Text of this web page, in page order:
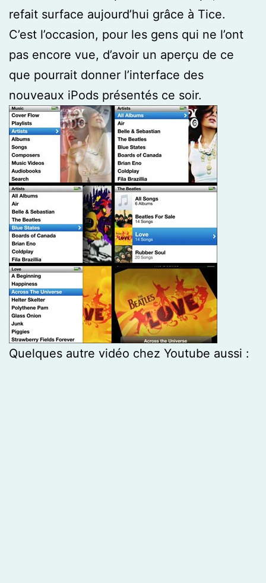
refait surface aujourd’hui grâce à Tice.
C’est l’occasion, pour les gens qui ne l’ont
pas encore vue, d’avoir un aperçu de ce
que pourrait donner l’interface des
nouveaux iPods présentés ce soir.
Quelques autre vidéo chez Youtube aussi :